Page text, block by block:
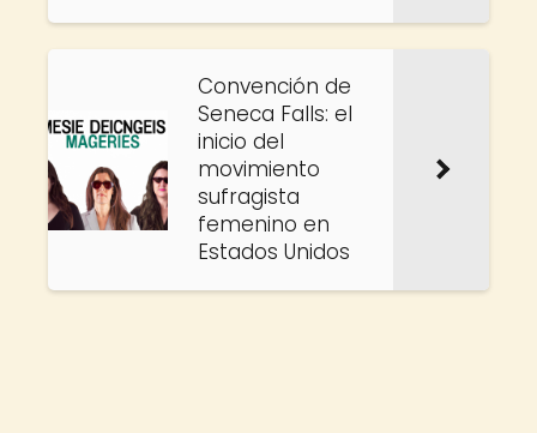
Convención de
Seneca Falls: el
inicio del
movimiento
sufragista
femenino en
Estados Unidos